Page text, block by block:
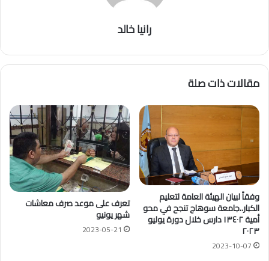
رانيا خالد
مقالات ذات صلة
وفقاً لبيان الهيئة العامة لتعليم
الكبار..جامعة سوهاج تنجح في محو
أمية ١٣٤٠٢ دارس خلال دورة يوليو
٢٠٢٣
2023-10-07
تعرف على موعد صرف معاشات
شهر يونيو
2023-05-21